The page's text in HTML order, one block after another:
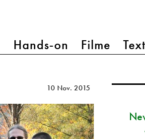
Hands-on Filme
10 Nov. 2015